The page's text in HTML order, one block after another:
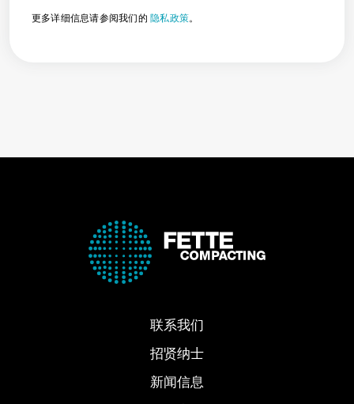
更多详细信息请参阅我们的 隐私政策。
联系我们
招贤纳士
新闻信息